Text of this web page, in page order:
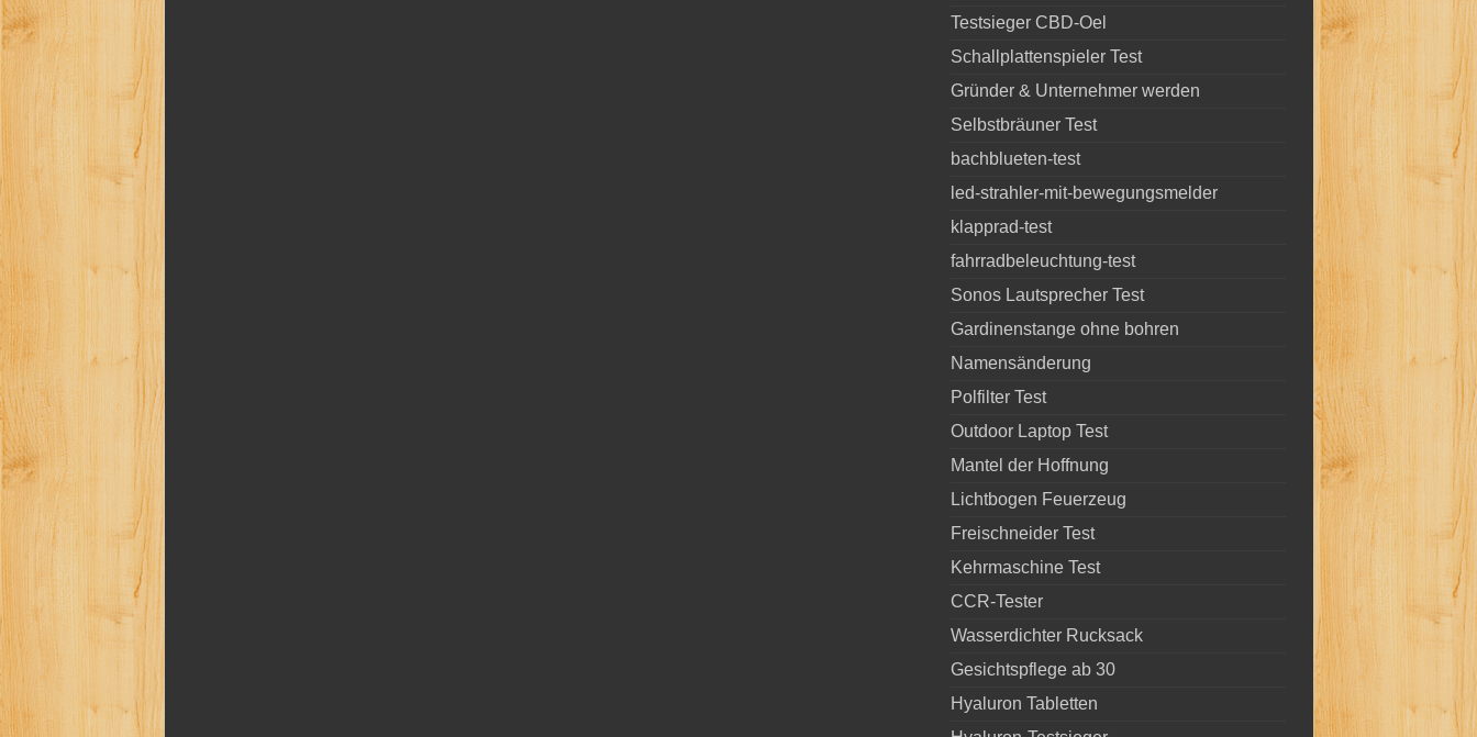
Testsieger CBD-Oel
Schallplattenspieler Test
Gründer & Unternehmer werden
Selbstbräuner Test
bachblueten-test
led-strahler-mit-bewegungsmelder
klapprad-test
fahrradbeleuchtung-test
Sonos Lautsprecher Test
Gardinenstange ohne bohren
Namensänderung
Polfilter Test
Outdoor Laptop Test
Mantel der Hoffnung
Lichtbogen Feuerzeug
Freischneider Test
Kehrmaschine Test
CCR-Tester
Wasserdichter Rucksack
Gesichtspflege ab 30
Hyaluron Tabletten